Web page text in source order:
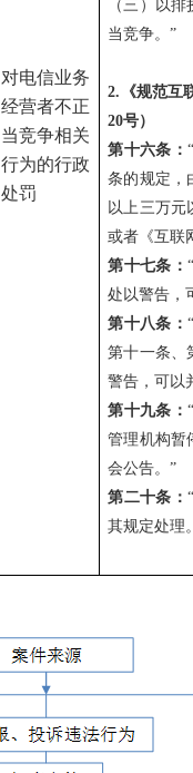
对电信业务
经营者不正
当竞争相关
行为的行政
处罚
（三）以
当竞争。”
2.《规范互
20号）
第十六条：
条的规定，
以上三万元
或者《互联
第十七条：
处以警告，
第十八条：
第十一条、
警告，可以
第十九条：
管理机构暂
会公告。”
第二十条：
其规定处理